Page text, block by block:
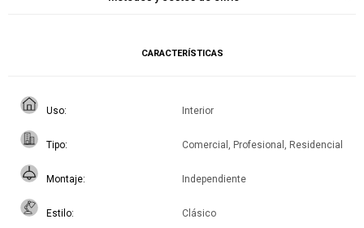
CARACTERÍSTICAS
Uso Interior
Tipo Comercial, Profesional, Residencial
Montaje Independiente
Estilo Clásico